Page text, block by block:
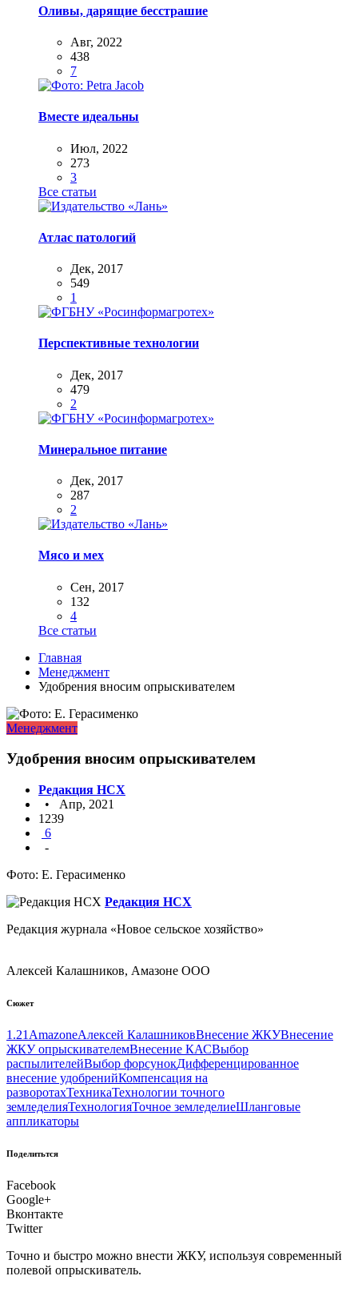
Оливы, дарящие бесстрашие
Авг, 2022
438
7
Вместе идеальны
Июл, 2022
273
3
Все статьи
Атлас патологий
Дек, 2017
549
1
Перспективные технологии
Дек, 2017
479
2
Минеральное питание
Дек, 2017
287
2
Мясо и мех
Сен, 2017
132
4
Все статьи
Главная
Менеджмент
Удобрения вносим опрыскивателем
Менеджмент
Удобрения вносим опрыскивателем
Редакция НСХ
• Апр, 2021
1239
6
-
Фото: Е. Герасименко
Редакция НСХ
Редакция журнала «Новое сельское хозяйство»
Алексей Калашников, Амазоне ООО
Сюжет
1.21 AmazoneАлексей КалашниковВнесение ЖКУВнесение
ЖКУ опрыскивателемВнесение КАСВыбор
распылителейВыбор форсунокДифференцированное
внесение удобренийКомпенсация на
разворотахТехникаТехнологии точного
земледелияТехнологияТочное земледелиеШланговые
аппликаторы
Поделитьтся
Facebook
Google+
Вконтакте
Twitter
Точ­но и быст­ро мож­но вне­сти ЖКУ, исполь­зуя совре­мен­ный
поле­вой опрыскиватель.